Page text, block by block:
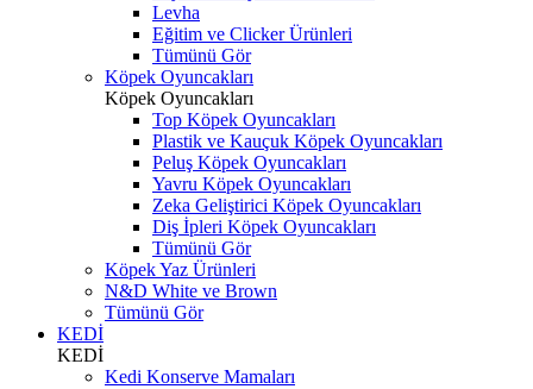
Levha
Eğitim ve Clicker Ürünleri
Tümünü Gör
Köpek Oyuncakları
Köpek Oyuncakları
Top Köpek Oyuncakları
Plastik ve Kauçuk Köpek Oyuncakları
Peluş Köpek Oyuncakları
Yavru Köpek Oyuncakları
Zeka Geliştirici Köpek Oyuncakları
Diş İpleri Köpek Oyuncakları
Tümünü Gör
Köpek Yaz Ürünleri
N&D White ve Brown
Tümünü Gör
KEDİ
KEDİ
Kedi Konserve Mamaları